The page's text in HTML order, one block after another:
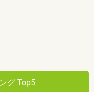
グ Top5